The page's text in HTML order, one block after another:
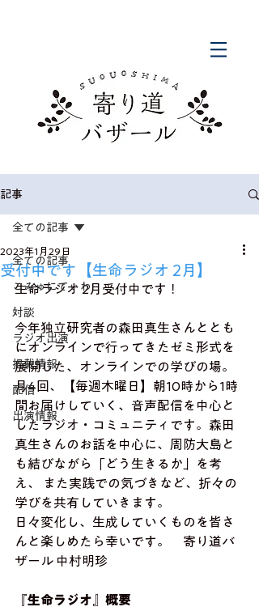
記事
全ての記事
こみゅにてぃわ
対談
ラジオ出演
掲載情報
配信
出演情報
全ての記事
受付中です【生命ラジオ 2月】
2023年1月29日
生命ラジオ 2月受付中です！
今年独立研究者の森田真生さんととも
にオンラインで行ってきたゼミ形式を
展開した、オンラインでの学びの場。
月4回、【毎週木曜日】朝10時から1時
間お届けしていく、音声配信を中心と
したラジオ・コミュニティです。森田
真生さんのお話を中心に、周防大島と
も結びながら「どう生きるか」を考
え、 また実践での気づきなど、折々の
学びを共有していきます。
日々変化し、生成していくものを皆さ
んと楽しめたら幸いです。　寄り道バ
ザール 中村明珍
『生命ラジオ』概要